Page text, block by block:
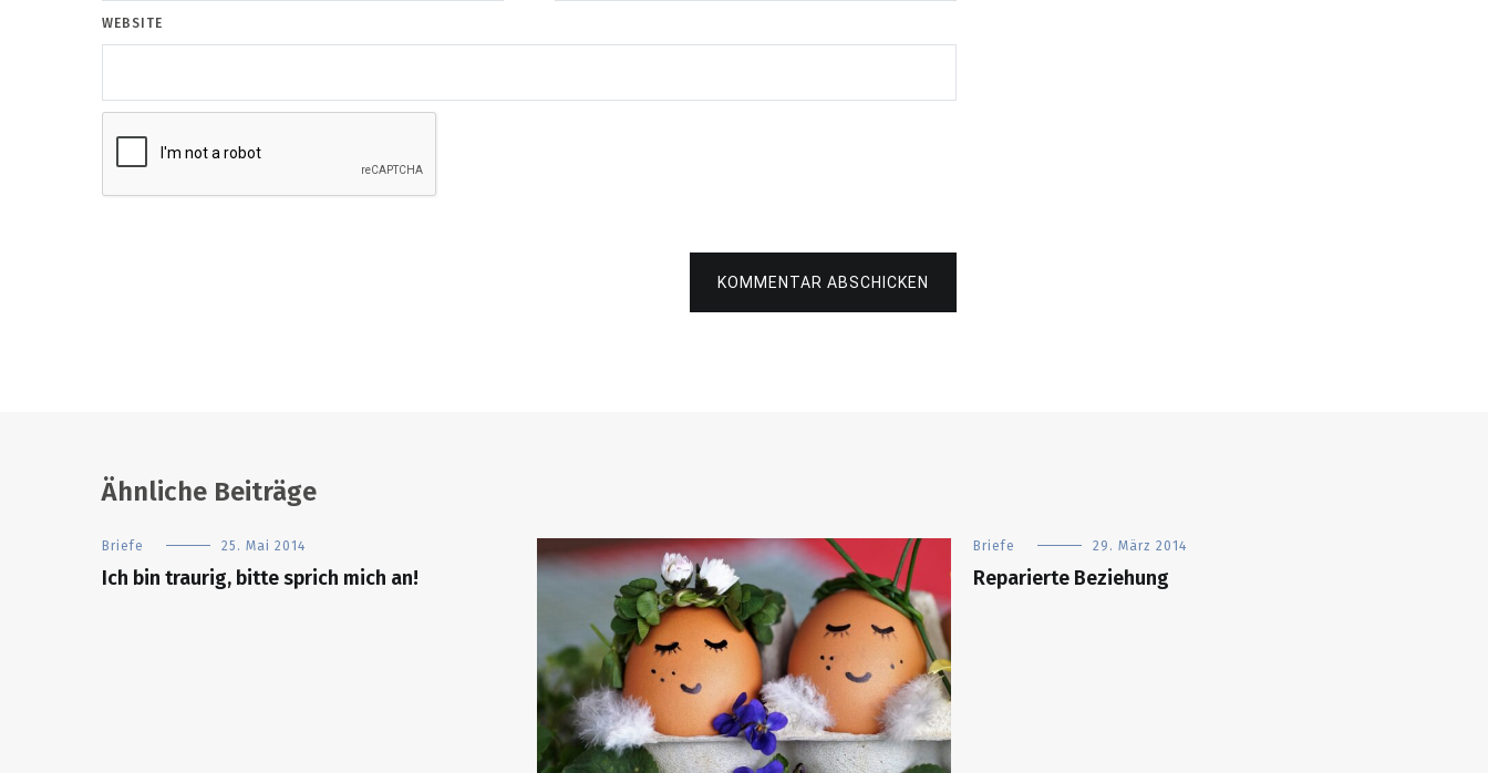
WEBSITE
KOMMENTAR ABSCHICKEN
Ähnliche Beiträge
Briefe 25. Mai 2014
Ich bin traurig, bitte sprich mich an!
Briefe 29. März 2014
Reparierte Beziehung